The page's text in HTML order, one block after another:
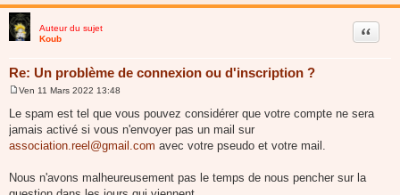
Auteur du sujet
Koub
Re: Un problème de connexion ou d'inscription ?
Citer
s
s
g
Ven 11 Mars 2022 13:48
Le spam est tel que vous pouvez considérer que votre compte ne sera
jamais activé si vous n'envoyer pas un mail sur
association.reel@gmail.com avec votre pseudo et votre mail.
Nous n'avons malheureusement pas le temps de nous pencher sur la